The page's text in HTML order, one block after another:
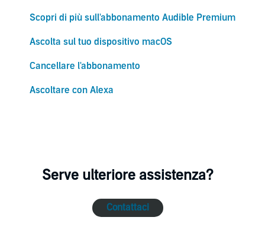
Scopri di più sull'abbonamento Audible Premium
Ascolta sul tuo dispositivo macOS
Cancellare l'abbonamento
Ascoltare con Alexa
Serve ulteriore assistenza?
Contattaci